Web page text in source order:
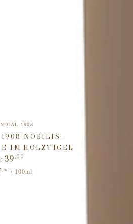
Verkäufer/in:
1908
NOBILIS -
IM HOLZTIGEL
Regulärer
39,00
,86 / pro
100ml